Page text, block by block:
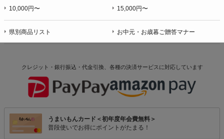
10,000円〜 15,000円〜
県別商品リスト お中元・お歳暮ご贈答マナー
クレジット・銀行振込・代金引換、各種の決済サービスに対応しています
うまいもんカード＜初年度年会費無料＞
普段使いでお得にポイントがたまる！